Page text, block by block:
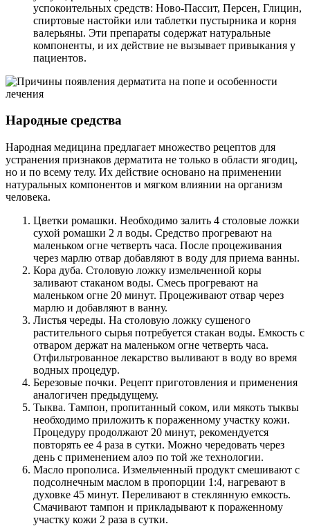
успокоительных средств: Ново-Пассит, Персен, Глицин,
спиртовые настойки или таблетки пустырника и корня
валерьяны. Эти препараты содержат натуральные
компоненты, и их действие не вызывает привыкания у
пациентов.
Народные средства
Народная медицина предлагает множество рецептов для
устранения признаков дерматита не только в области ягодиц,
но и по всему телу. Их действие основано на применении
натуральных компонентов и мягком влиянии на организм
человека.
Цветки ромашки. Необходимо залить 4 столовые ложки
сухой ромашки 2 л воды. Средство прогревают на
маленьком огне четверть часа. После процеживания
через марлю отвар добавляют в воду для приема ванны.
Кора дуба. Столовую ложку измельченной коры
заливают стаканом воды. Смесь прогревают на
маленьком огне 20 минут. Процеживают отвар через
марлю и добавляют в ванну.
Листья череды. На столовую ложку сушеного
растительного сырья потребуется стакан воды. Емкость с
отваром держат на маленьком огне четверть часа.
Отфильтрованное лекарство выливают в воду во время
водных процедур.
Березовые почки. Рецепт приготовления и применения
аналогичен предыдущему.
Тыква. Тампон, пропитанный соком, или мякоть тыквы
необходимо приложить к пораженному участку кожи.
Процедуру продолжают 20 минут, рекомендуется
повторять ее 4 раза в сутки. Можно чередовать через
день с применением алоэ по той же технологии.
Масло прополиса. Измельченный продукт смешивают с
подсолнечным маслом в пропорции 1:4, нагревают в
духовке 45 минут. Переливают в стеклянную емкость.
Смачивают тампон и прикладывают к пораженному
участку кожи 2 раза в сутки.